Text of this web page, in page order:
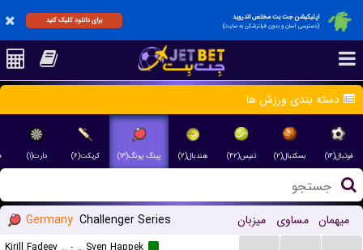
اپلیکیشن جت بت مختص اندروید
(دسترسی آسان و بدون فیلترشکن به سایت)
برای دانلود کلیک کنید
دسته بندی ورزش ها
فوتبال(۱۴) بسکتبال(۲) تنیس(۴۲) هندبال(۲) پینگ پونگ(۱۳) کریکت(۶) دارت(۱)
Germany Challenger Series میزبان مساوی میهمان